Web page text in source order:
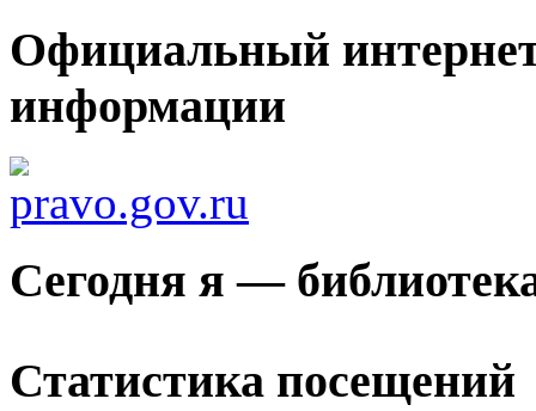
Официальный
информации
Сегодня я —
Статистика посещений